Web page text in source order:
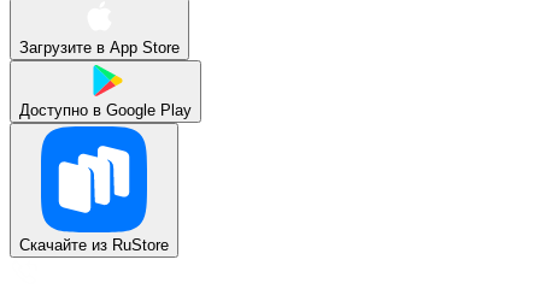
Загрузите в App Store
Доступно в Google Play
Скачайте из RuStore